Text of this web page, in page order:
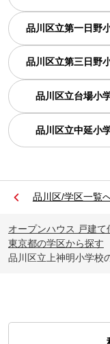
品川区立第一日野
品川区立第三日野
品川区立台場小
品川区立中延小
品川区/学区一覧
オープンハウス 戸建て
東京都の学区から探す
品川区立上神明小学校